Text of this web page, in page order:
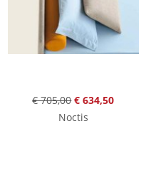
€ 705,00 € 634,50
Noctis